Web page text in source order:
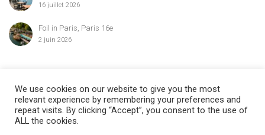
16 juillet 2026
Foil in Paris, Paris 16e
2 juin 2026
We use cookies on our website to give you the most
relevant experience by remembering your preferences and
repeat visits. By clicking “Accept”, you consent to the use of
ALL the cookies.